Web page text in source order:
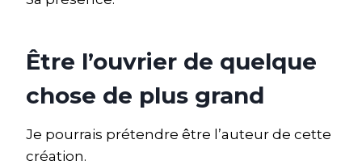
Être l’ouvrier de quelque
chose de plus grand
Je pourrais prétendre être l’auteur de cette
création.